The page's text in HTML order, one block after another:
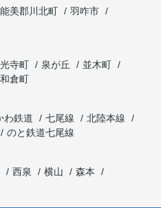
能美郡川北町
羽咋市
寺町 泉が丘
並木町
和倉町
わ鉄道 七尾線
北陸本線
のと鉄道七尾線
西泉 横山
森本